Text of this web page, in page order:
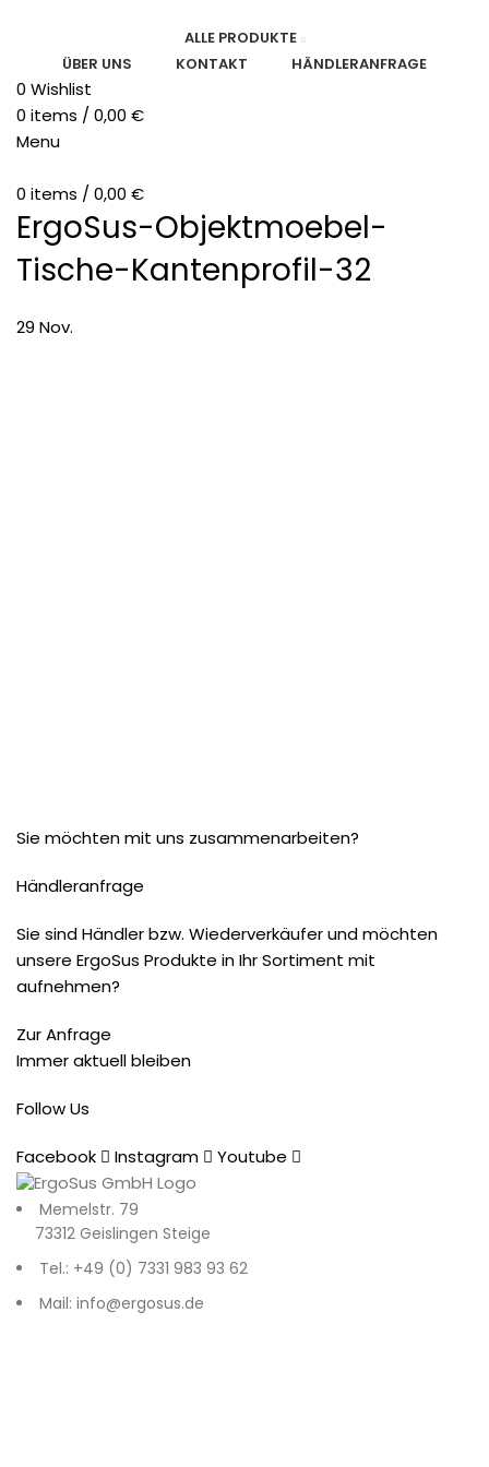
ALLE PRODUKTE
ÜBER UNS
KONTAKT HÄNDLERANFRAGE
0 Wishlist
0 items / 0,00 €
Menu
0 items / 0,00 €
ErgoSus-Objektmoebel-
Tische-Kantenprofil-32
29 Nov.
Sie möchten mit uns zusammenarbeiten?
Händleranfrage
Sie sind Händler bzw. Wiederverkäufer und möchten
unsere ErgoSus Produkte in Ihr Sortiment mit
aufnehmen?
Zur Anfrage
Immer aktuell bleiben
Follow Us
Facebook
Instagram Youtube
Memelstr. 79
73312 Geislingen Steige
Tel.: +49 (0) 7331 983 93 62
Mail: info@ergosus.de